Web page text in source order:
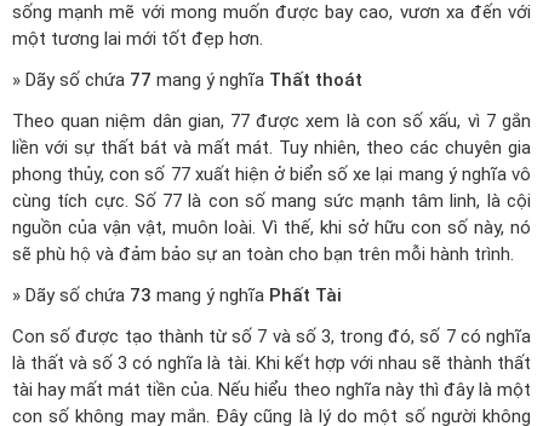
sống mạnh mẽ với mong muốn được bay cao, vươn xa đến với
một tương lai mới tốt đẹp hơn.
» Dãy số chứa 77 mang ý nghĩa Thất thoát
Theo quan niệm dân gian, 77 được xem là con số xấu, vì 7 gắn
liền với sự thất bát và mất mát. Tuy nhiên, theo các chuyên gia
phong thủy, con số 77 xuất hiện ở biển số xe lại mang ý nghĩa vô
cùng tích cực. Số 77 là con số mang sức mạnh tâm linh, là cội
nguồn của vận vật, muôn loài. Vì thế, khi sở hữu con số này, nó
sẽ phù hộ và đảm bảo sự an toàn cho bạn trên mỗi hành trình.
» Dãy số chứa 73 mang ý nghĩa Phất Tài
Con số được tạo thành từ số 7 và số 3, trong đó, số 7 có nghĩa
là thất và số 3 có nghĩa là tài. Khi kết hợp với nhau sẽ thành thất
tài hay mất mát tiền của. Nếu hiểu theo nghĩa này thì đây là một
con số không may mắn. Đây cũng là lý do một số người không